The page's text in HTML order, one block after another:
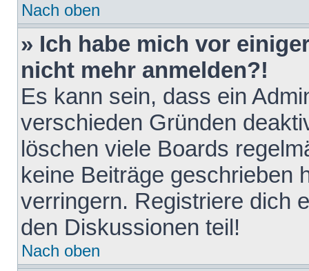
Nach oben
» Ich habe mich vor
nicht mehr anmelden?!
Es kann sein, dass ein
verschieden Gründen
löschen viele Boards
keine Beiträge geschrieben
verringern. Registriere dich
den Diskussionen teil!
Nach oben